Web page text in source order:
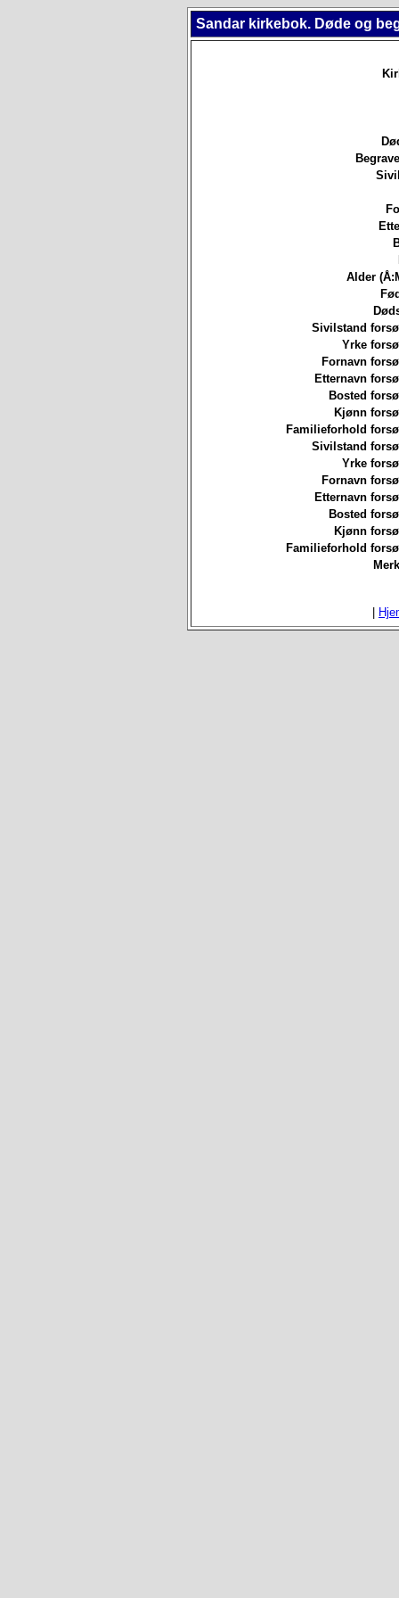
Sandar kirkebok. Døde og
Alder
Sivilstand
Yrke
Fornavn
Etternavn
Bosted
Kjønn
Familieforhold
Sivilstand
Yrke
Fornavn
Etternavn
Bosted
Kjønn
Familieforhold